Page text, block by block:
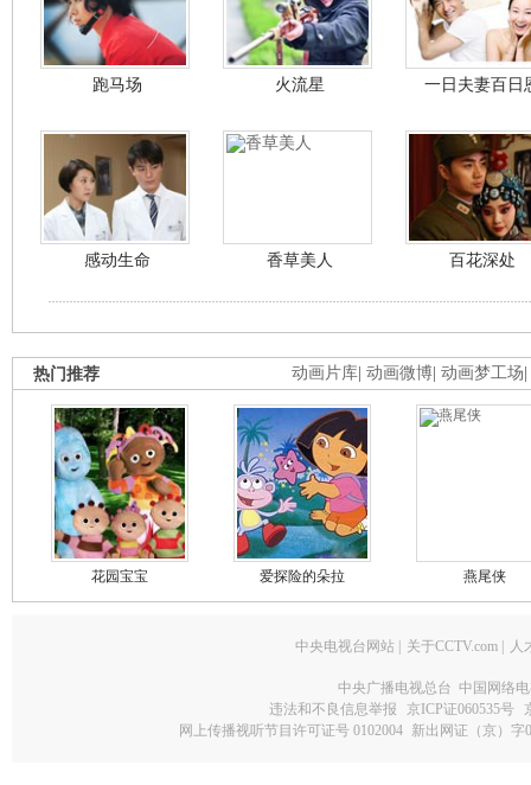
跑马场 火流星 一日夫妻百日
感动生命 香草美人 百花深处
动画片库 动画微博 动画梦工场
热门推荐
花园宝宝 爱探险的朵拉 燕尾侠
中央电视台网站 关于CCTV.com 人
中央广播电视总台 中国网络
违法和不良信息举报
京ICP证060535号
网上传播视听节目许可证号 0102004 新出网证（京）